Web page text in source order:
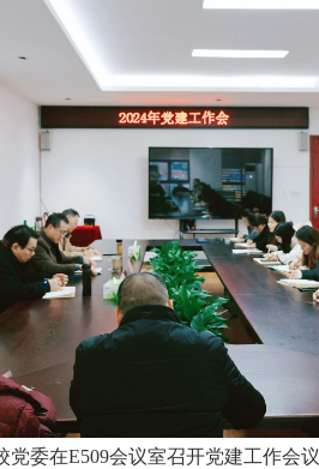
委在E509会议室召开党建工作